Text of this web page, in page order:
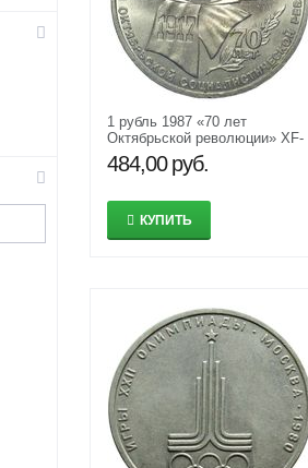
1 рубль 1987 «70 лет
Октябрьской революции» XF-
AU
484,00 руб.
КУПИТЬ